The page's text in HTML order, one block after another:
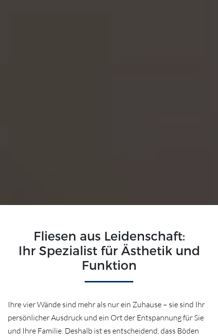
Fliesen aus Leidenschaft:
Ihr Spezialist für Ästhetik und
Funktion
Ihre vier Wände sind mehr als nur ein Zuhause – sie sind Ihr
persönlicher Ausdruck und ein Ort der Entspannung für Sie
und Ihre Familie. Deshalb ist es entscheidend, dass Böden